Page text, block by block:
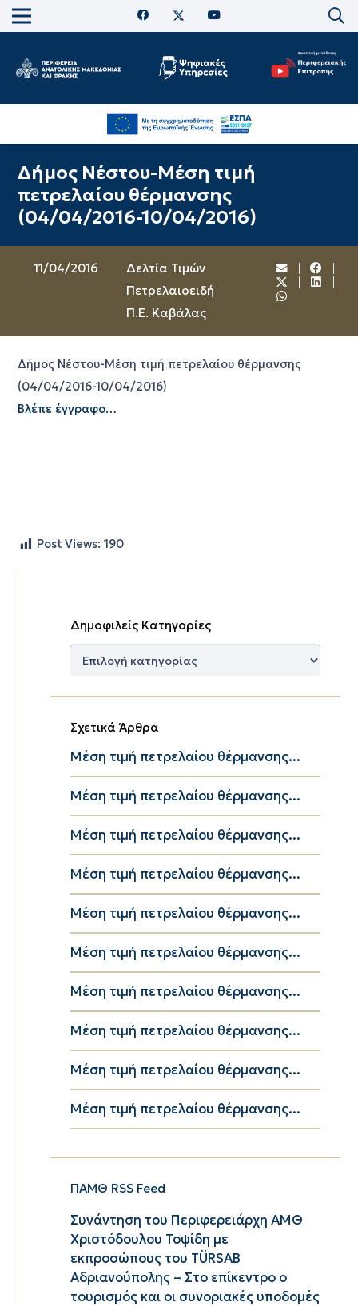
Δήμος Νέστου-Μέση τιμή
πετρελαίου θέρμανσης
(04/04/2016-10/04/2016)
11/04/2016
Δελτία Τιμών
Πετρελαιοειδή
Π.Ε. Καβάλας
Δήμος Νέστου-Μέση τιμή πετρελαίου θέρμανσης
(04/04/2016-10/04/2016)
Βλέπε έγγραφο…
Post Views: 190
Δημοφιλείς Κατηγορίες
Δημοφιλείς
Σχετικά Άρθρα
Μέση τιμή πετρελαίου θέρμανσης...
Μέση τιμή πετρελαίου θέρμανσης...
Μέση τιμή πετρελαίου θέρμανσης...
Μέση τιμή πετρελαίου θέρμανσης...
Μέση τιμή πετρελαίου θέρμανσης...
Μέση τιμή πετρελαίου θέρμανσης...
Μέση τιμή πετρελαίου θέρμανσης...
Μέση τιμή πετρελαίου θέρμανσης...
Μέση τιμή πετρελαίου θέρμανσης...
Μέση τιμή πετρελαίου θέρμανσης...
ΠΑΜΘ RSS Feed
Συνάντηση του Περιφερειάρχη ΑΜΘ
Χριστόδουλου Τοψίδη με
εκπροσώπους του TÜRSAB
Αδριανούπολης – Στο επίκεντρο ο
τουρισμός και οι συνοριακές υποδομές